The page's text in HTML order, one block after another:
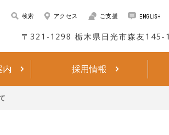
検索 アクセス ご支援 ENGLISH
〒321-1298 栃木県日光市森友145-1
内 採用情報